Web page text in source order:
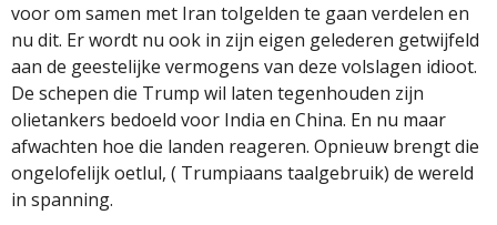
voor om samen met Iran tolgelden te gaan verdelen en
nu dit. Er wordt nu ook in zijn eigen gelederen getwijfeld
aan de geestelijke vermogens van deze volslagen idioot.
De schepen die Trump wil laten tegenhouden zijn
olietankers bedoeld voor India en China. En nu maar
afwachten hoe die landen reageren. Opnieuw brengt die
ongelofelijk oetlul, ( Trumpiaans taalgebruik) de wereld
in spanning.